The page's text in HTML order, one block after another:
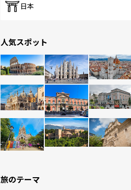
日本
人気スポット
旅のテーマ